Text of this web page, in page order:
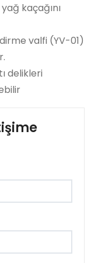
kaçağını
valfi (YV-01)
delikleri